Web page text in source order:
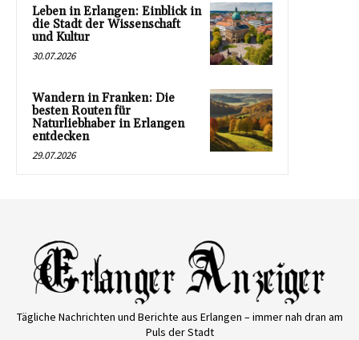
Leben in Erlangen: Einblick in
die Stadt der Wissenschaft
und Kultur
30.07.2026
Wandern in Franken: Die
besten Routen für
Naturliebhaber in Erlangen
entdecken
29.07.2026
Tägliche Nachrichten und Berichte aus Erlangen – immer nah dran am
Puls der Stadt